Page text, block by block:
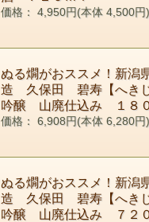
価格： 4,950円(本体 4,500円)
ぬる燗がおススメ！新
造 久保田 碧寿【へき
吟醸 山廃仕込み １８０
価格： 6,908円(本体 6,280円)
ぬる燗がおススメ！新
造 久保田 碧寿【へき
吟醸 山廃仕込み ７２０